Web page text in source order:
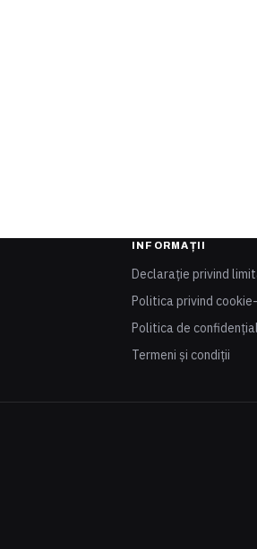
INFORMAȚII
Declarație privind
Politica privind
Politica de
Termeni și condiții